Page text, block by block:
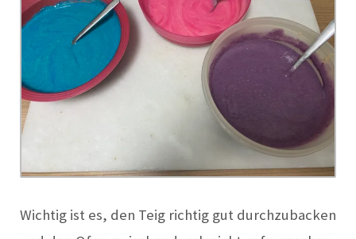
Wichtig ist es, den Teig richtig gut durchzubacken